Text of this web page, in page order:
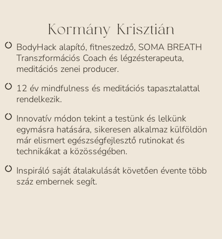
Kormány Krisztián
BodyHack alapító, fitneszedző, SOMA BREATH
Transzformációs Coach és légzésterapeuta,
meditációs zenei producer.
12 év mindfulness és meditációs tapasztalattal
rendelkezik.
Innovatív módon tekint a testünk és lelkünk
egymásra hatására, sikeresen alkalmaz külföldön
már elismert egészségfejlesztő rutinokat és
technikákat a közösségében.
Inspiráló saját átalakulását követően évente több
száz embernek segít.